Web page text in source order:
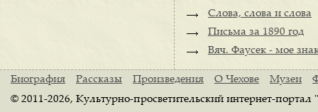
Слова, слова и слова
Письма за 1890 год
Вяч. Фаусек - мое
Биография Рассказы Произведения О Чехове Музеи
© 2011-2026, Культурно-просветительский интернет-